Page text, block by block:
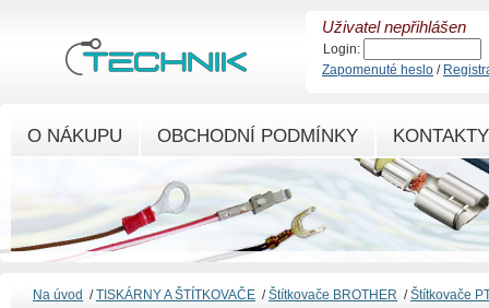
Na úvod /TISKÁRNY A ŠTÍTKOVAČE /Štítkovače BROTHER /Štítkovače
O NÁKUPU OBCHODNÍ PODMÍNKY KONTAKTY
Uživatel nepřihlášen
Login:
Zapomenuté heslo /